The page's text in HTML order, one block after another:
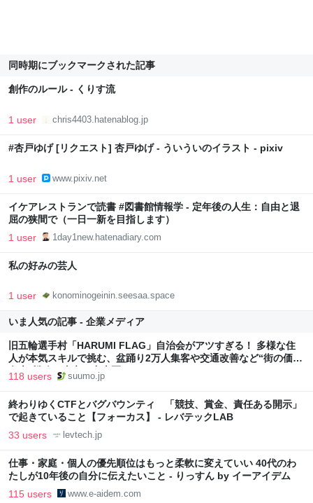
同時期にブックマークされた記事
創作のルール - くりす流
1 user chris4403.hatenablog.jp
#杏戸ゆげ [リクエスト] 杏戸ゆげ - ういういのイラスト - pixiv
1 user www.pixiv.net
イケアレストランで読書 #図書館情報学 - 定年後の人生：自由と退
屈の狭間で（一日一新を目指します）
1 user 1day1new.hatenadiary.com
私の好みの芸人
1 user konominogeinin.seesaa.space
いま人気の記事 - 企業メディア
旧五輪選手村「HARUMI FLAG」自治会がアツすぎる！ 多様な住
人が本気スキルで挑む、盆踊り2万人集客や交通改善など“街の価値
向上”戦略 東京・中央区
118 users suumo.jp
終わりゆくCTFとバグバウンティ 「競技、賞金、責任ある開示」
で起きていること【フォーカス】 - レバテックLAB
33 users levtech.jp
仕事・家庭・個人の優先順位はもっと柔軟に変えていい 40代のわ
たしが10年後の自分に伝えたいこと - りっすん by イーアイデム
115 users www.e-aidem.com